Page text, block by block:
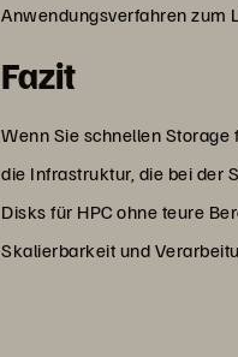
Anwendungsverfahren zum
Fazit
Wenn Sie schnellen Storage
die Infrastruktur, die bei der
Disks für HPC ohne teure
Skalierbarkeit und